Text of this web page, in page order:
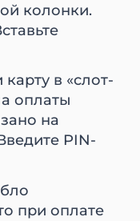
колонки.
в «слот-
оплаты
на
PIN-
при оплате